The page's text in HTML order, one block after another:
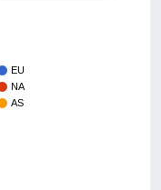
EU
NA
AS